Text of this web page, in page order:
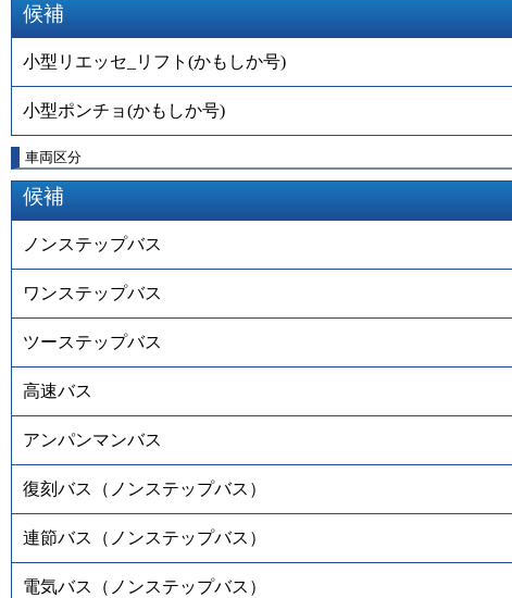
候補
小型リエッセ_リフト(かもしか号)
小型ポンチョ(かもしか号)
車両区分
候補
ノンステップバス
ワンステップバス
ツーステップバス
高速バス
アンパンマンバス
復刻バス（ノンステップバス）
連節バス（ノンステップバス）
電気バス（ノンステップバス）